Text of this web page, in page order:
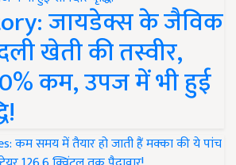
जायडेक्स के जैविक
खेती की तस्वीर,
कम, उपज में भी हुई